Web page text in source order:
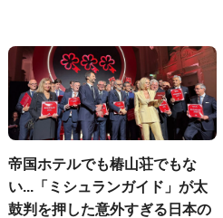
帝国ホテルでも椿山荘でもな
い...「ミシュランガイド」が太
鼓判を押した意外すぎる日本の